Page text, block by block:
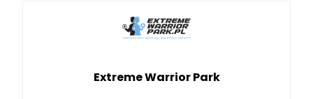
Extreme Warrior Park